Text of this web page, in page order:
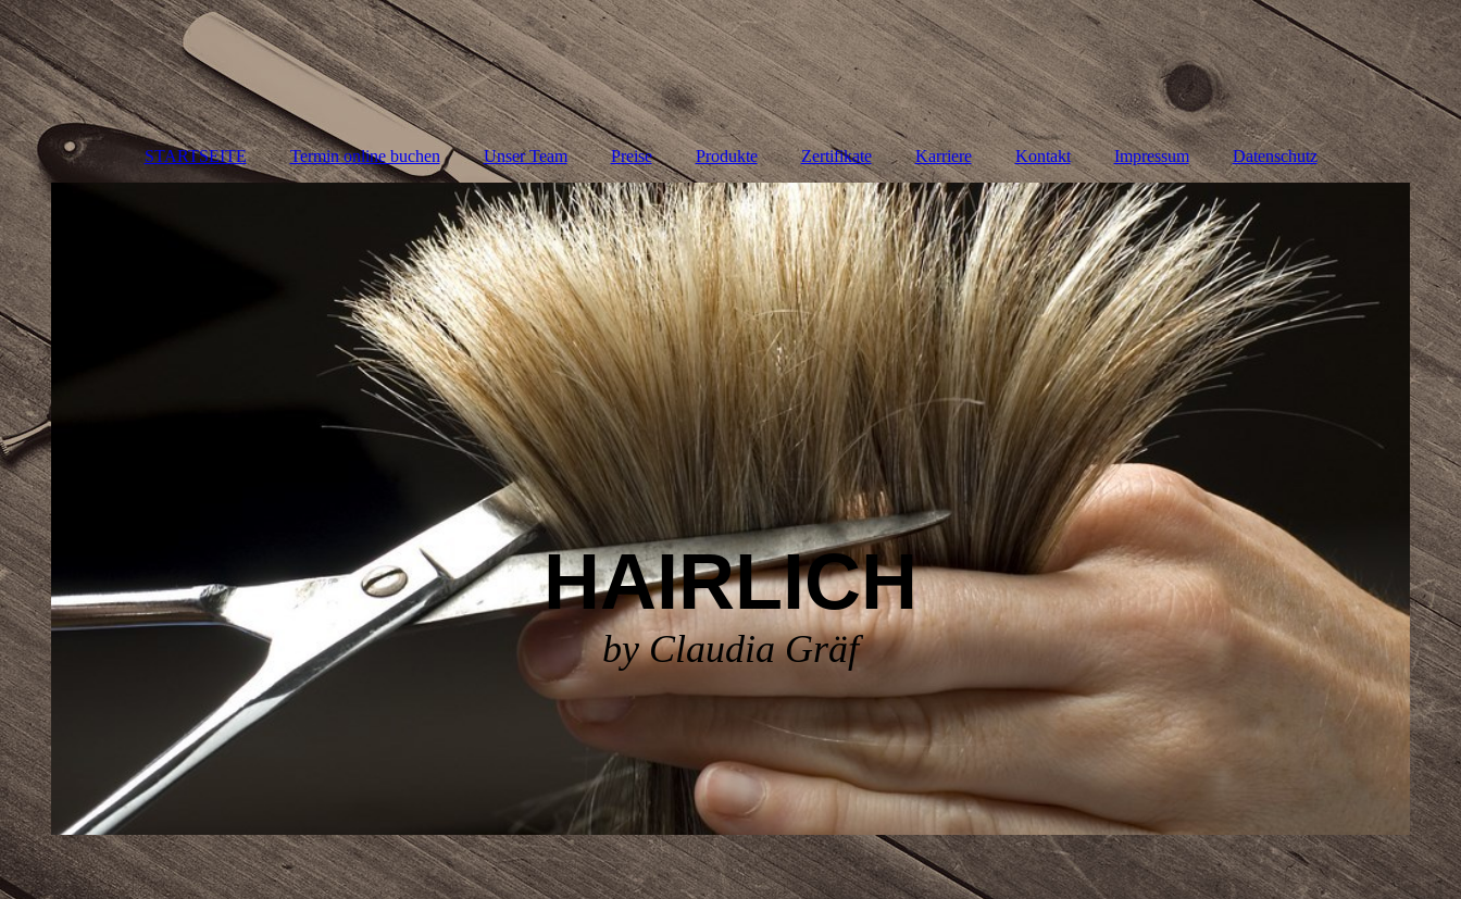
STARTSEITE Termin online buchen Unser Team Preise Produkte Zertifikate Karriere Kontakt Impressum Datenschutz
HAIRLICH
by Claudia Gräf